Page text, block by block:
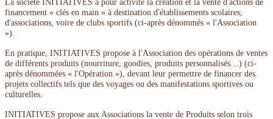
La société INITIATIVES a pour activité la création et la vente d'actions de
financement « clés en main » à destination d'établissements scolaires,
d'associations, voire de clubs sportifs (ci-après dénommés « l'Association
»).
En pratique, INITIATIVES propose à l'Association des opérations de ventes
de différents produits (nourriture, goodies, produits personnalisés…) (ci-
après dénommées « l'Opération »), devant leur permettre de financer des
projets collectifs tels que des voyages ou des manifestations sportives ou
culturelles.
INITIATIVES propose aux Associations la vente de Produits selon trois